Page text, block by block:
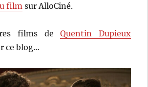
film sur AlloCiné.
films deQuentin Dupieux
ce blog…